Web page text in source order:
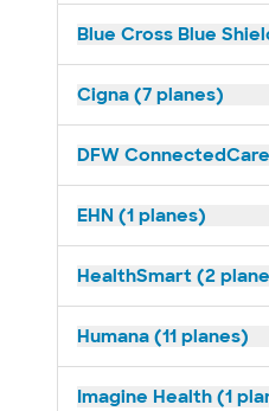
Blue Cross Blue
Cigna (7 planes)
DFW
EHN (1 planes)
HealthSmart (2
Humana (11 planes)
Imagine Health (1